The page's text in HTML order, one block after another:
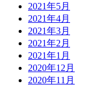
2021年5月
2021年4月
2021年3月
2021年2月
2021年1月
2020年12月
2020年11月